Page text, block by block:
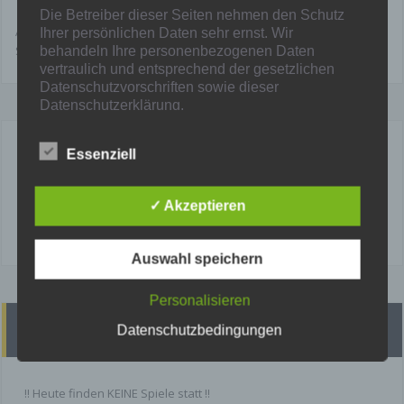
Anstoß ist um 15.00 Uhr auf dem Kunstrasenplatz 2 des VTRipkens
Sportpark im Holtkamp, Westerwaldstr. 41-43, 47167 Duisburg.
Heutige Spiele
!! Heute finden KEINE Spiele statt !!
Die Betreiber dieser Seiten nehmen den Schutz
Ihrer persönlichen Daten sehr ernst. Wir
behandeln Ihre personenbezogenen Daten
vertraulich und entsprechend der gesetzlichen
Datenschutzvorschriften sowie dieser
Datenschutzerklärung.
Wenn Sie diese Website benutzen, werden
verschiedene personenbezogene Daten erhoben.
vorliegende Datenschutzerklärung erläutert,
welche Daten wir erheben und wofür wir sie
Zweck das geschieht.
Wir weisen darauf hin, dass die Datenübertragung
im Internet (z. B. bei der Kommunikation per E-
Mail) Sicherheitslücken aufweisen kann. Ein
Essenziell
✓ Akzeptieren
Auswahl speichern
Personalisieren
Datenschutzbedingungen